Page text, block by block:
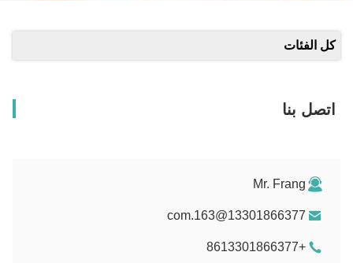
كل الفئات
اتصل بنا
Mr. Frang
13301866377@163.com
+8613301866377